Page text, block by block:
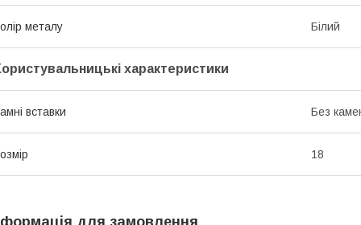
металу Білий
характеристики
вставки Без
18
для замовлення